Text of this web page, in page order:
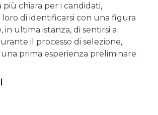
più chiara per i candidati,
di identificarsi con una figura
in ultima istanza, di sentirsi a
il processo di selezione,
prima esperienza preliminare.